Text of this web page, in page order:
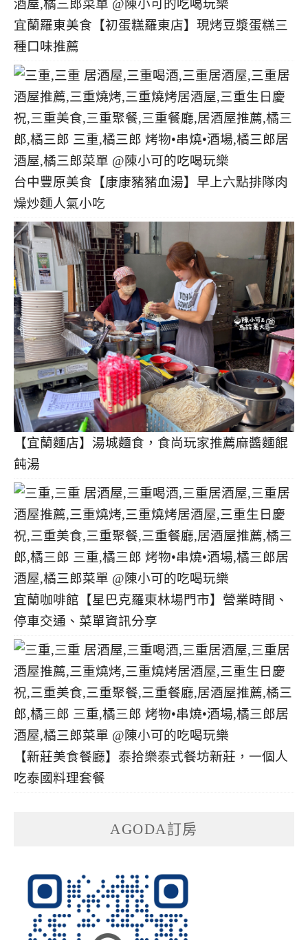
宜蘭羅東美食【初蛋糕羅東店】現烤豆漿蛋糕三
種口味推薦
台中豐原美食【康康豬豬血湯】早上六點排隊肉
燥炒麵人氣小吃
【宜蘭麵店】湯城麵食，食尚玩家推薦麻醬麵餛
飩湯
宜蘭咖啡館【星巴克羅東林場門市】營業時間、
停車交通、菜單資訊分享
【新莊美食餐廳】泰拾樂泰式餐坊新莊，一個人
吃泰國料理套餐
AGODA訂房